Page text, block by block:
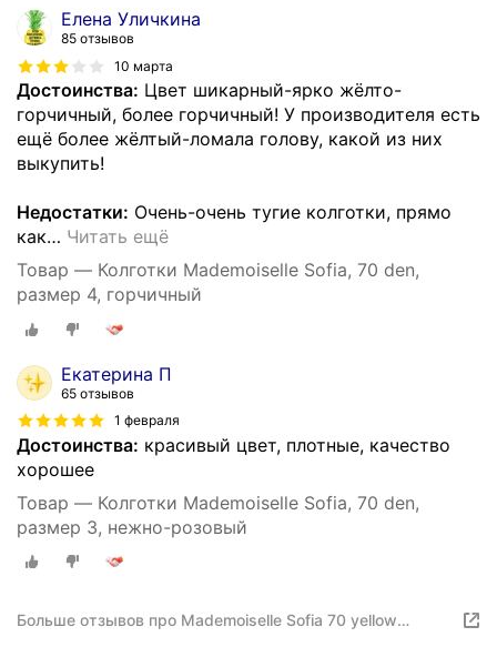
Елена Уличкина
85 отзывов
10 марта
Достоинства: Цвет шикарный-ярко жёлто-
горчичный, более горчичный! У производителя есть
ещё более жёлтый-ломала голову, какой из них
выкупить!
Недостатки: Очень-очень тугие колготки, прямо
как… Читать ещё
Товар — Колготки Mademoiselle Sofia, 70 den,
размер 4, горчичный
Екатерина П
65 отзывов
1 февраля
Достоинства: красивый цвет, плотные, качество
хорошее
Товар — Колготки Mademoiselle Sofia, 70 den,
размер 3, нежно-розовый
Больше отзывов про Mademoiselle Sofia 70 yellow